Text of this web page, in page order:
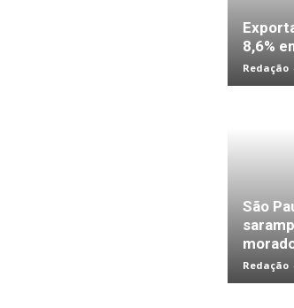
8,6%
Redação
São
Redação